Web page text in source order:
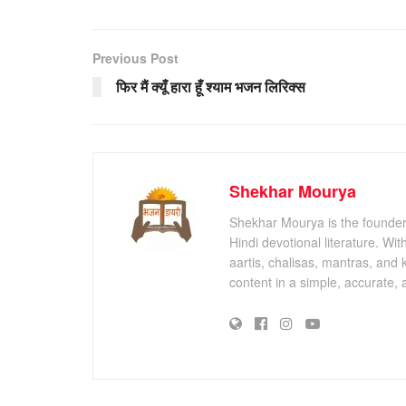
Previous Post
फिर मैं क्यूँ हारा हूँ श्याम भजन लिरिक्स
Shekhar Mourya
Shekhar Mourya is the
Hindi devotional literature.
aartis, chalisas, mantras, and
content in a simple, accurate,